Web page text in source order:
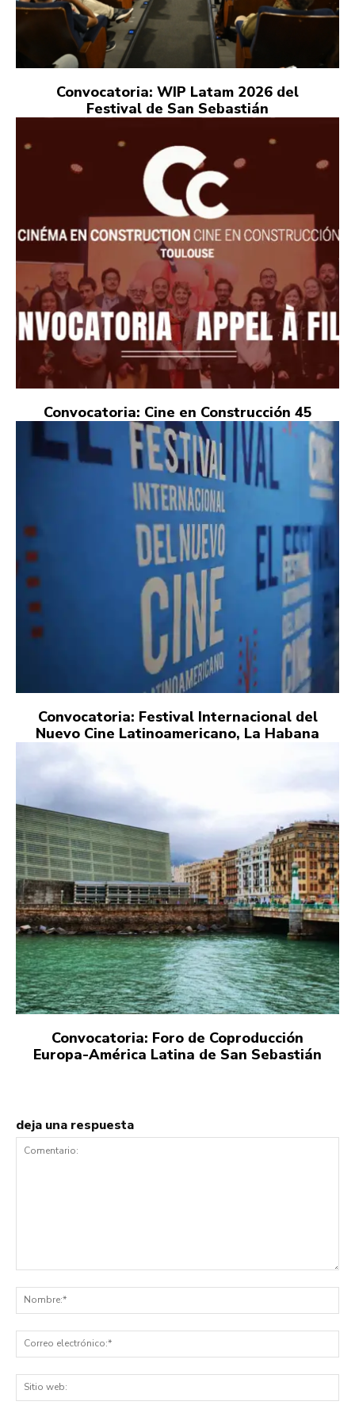
Convocatoria: WIP Latam 2026 del
Festival de San Sebastián
Convocatoria: Cine en Construcción 45
Convocatoria: Festival Internacional del
Nuevo Cine Latinoamericano, La Habana
Convocatoria: Foro de Coproducción
Europa-América Latina de San Sebastián
deja una respuesta